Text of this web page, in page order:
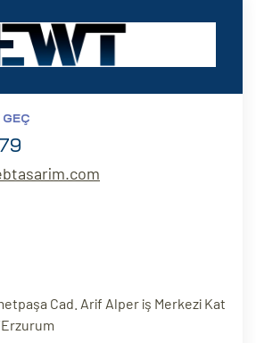
Cad. Arif Alper iş Merkezi Kat